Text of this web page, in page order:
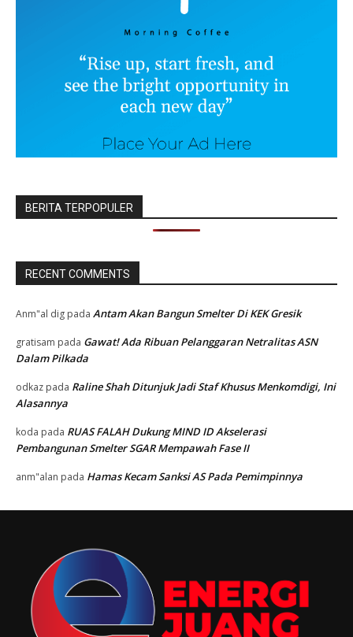
BERITA TERPOPULER
RECENT COMMENTS
Anm"al dig pada Antam Akan Bangun Smelter Di KEK Gresik
gratisam pada Gawat! Ada Ribuan Pelanggaran Netralitas ASN
Dalam Pilkada
odkaz pada Raline Shah Ditunjuk Jadi Staf Khusus Menkomdigi, Ini
Alasannya
koda pada RUAS FALAH Dukung MIND ID Akselerasi
Pembangunan Smelter SGAR Mempawah Fase II
anm"alan pada Hamas Kecam Sanksi AS Pada Pemimpinnya